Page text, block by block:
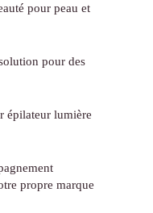
pour peau et
pour des
épilateur lumière
propre marque